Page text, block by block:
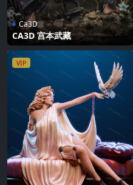
Ca3D
CA3D 宫本武藏
VIP